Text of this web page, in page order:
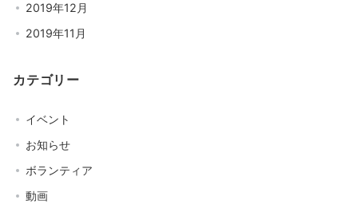
2019年12月
2019年11月
カテゴリー
イベント
お知らせ
ボランティア
動画